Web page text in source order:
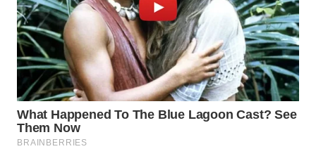
WN
TAPANULI
UTARA
WN
SAMOSIR
WN